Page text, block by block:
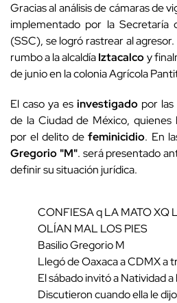
Gracias al análisis de cámaras de
implementado por la Secretaría
(SSC), se logró rastrear al
rumbo a la alcaldíaIztacalcoy
de junio en la colonia Agrícola
El caso ya es investigado por
de la Ciudad de México, quienes
por el delito defeminicidio. En
Gregorio "M". será presentado
definir su situación jurídica.
CONFIESA q LA MATO XQ
OLÍAN MAL LOS PIES
Basilio Gregorio M
Llegó de Oaxaca a CDMX a
El sábado invitó a Natividad
Discutieron cuando ella le